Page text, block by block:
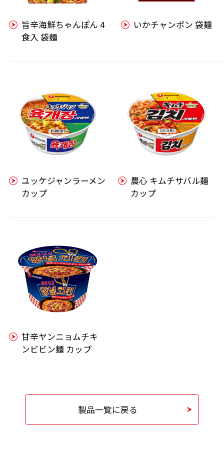
旨辛海鮮ちゃんぽん 4
食入 袋麺
いかチャンポン 袋麺
ユッケジャンラーメン
カップ
農心 キムチサバル麺
カップ
甘辛ヤンニョムチキ
ンビビン麺 カップ
製品一覧に戻る